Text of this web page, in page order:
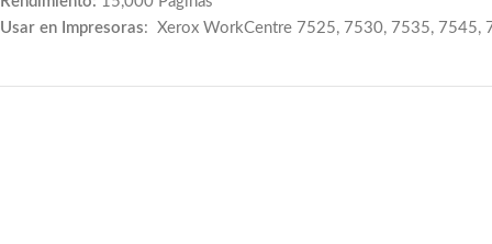
Usar en Impresoras: Xerox WorkCentre 7525, 7530, 7535, 7545,